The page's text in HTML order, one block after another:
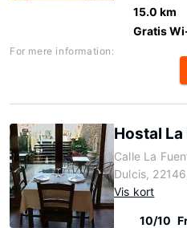
15.0 km
Gratis
For mere information:
Hostal La
Calle La
Dulcis,
Vis kort
10/10